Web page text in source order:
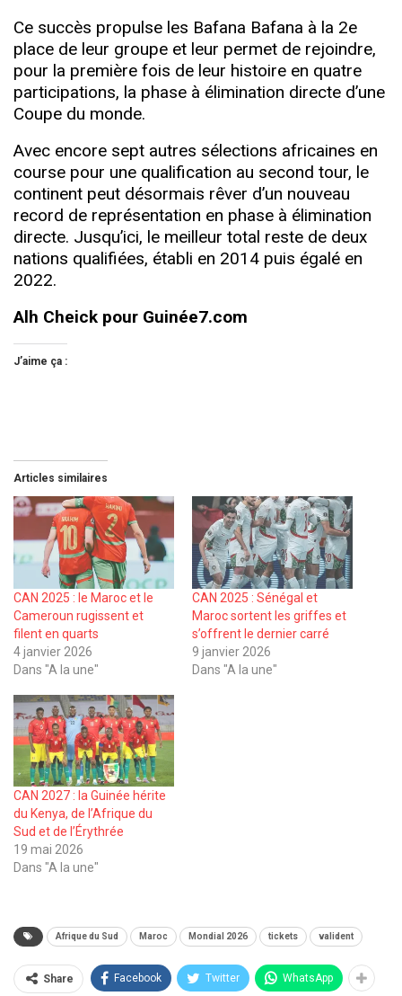
Ce succès propulse les Bafana Bafana à la 2e
place de leur groupe et leur permet de rejoindre,
pour la première fois de leur histoire en quatre
participations, la phase à élimination directe d’une
Coupe du monde.
Avec encore sept autres sélections africaines en
course pour une qualification au second tour, le
continent peut désormais rêver d’un nouveau
record de représentation en phase à élimination
directe. Jusqu’ici, le meilleur total reste de deux
nations qualifiées, établi en 2014 puis égalé en
2022.
Alh Cheick pour Guinée7.com
J’aime ça :
Articles similaires
CAN 2025 : le Maroc et le
Cameroun rugissent et
filent en quarts
4 janvier 2026
Dans "A la une"
CAN 2025 : Sénégal et
Maroc sortent les griffes et
s’offrent le dernier carré
9 janvier 2026
Dans "A la une"
CAN 2027 : la Guinée hérite
du Kenya, de l’Afrique du
Sud et de l’Érythrée
19 mai 2026
Dans "A la une"
Afrique du Sud Maroc Mondial 2026 tickets valident
Share Facebook Twitter WhatsApp